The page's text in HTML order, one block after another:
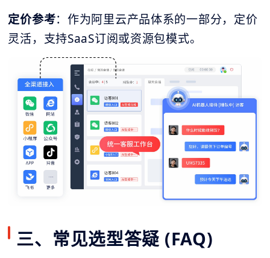
定价参考：作为阿里云产品体系的一部分，定价
灵活，支持SaaS订阅或资源包模式。
三、常见选型答疑 (FAQ)